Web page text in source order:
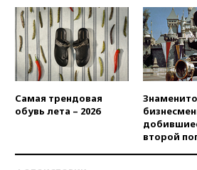
Самая трендовая
обувь лета – 2026
второй